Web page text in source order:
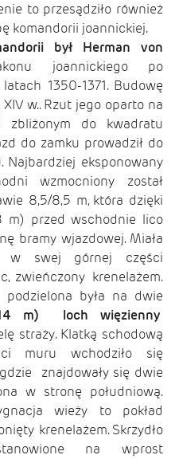
to przesądziło również
komandorii joannickiej.
był Herman von
joannickiego po
1350-1371. Budowę
w.. Rzut jego oparto na
zbliżonym do kwadratu
do zamku prowadził do
eksponowany
wzmocniony został
8,5/8,5 m, która dzięki
m) przed wschodnie lico
bramy wjazdowej. Miała
swej górnej części
zwieńczony krenelażem.
była na dwie
m) loch więzienny
straży. Klatką schodową
muru wchodziło się
znajdowały się dwie
w stronę południową.
wieży to pokład
krenelażem. Skrzydło
na wprost